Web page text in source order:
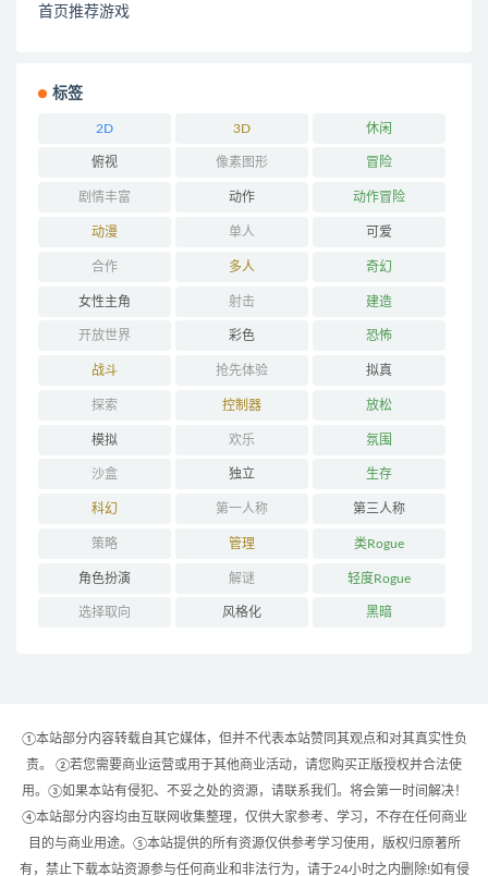
首页推荐游戏
标签
2D 3D 休闲
俯视 像素图形 冒险
剧情丰富 动作 动作冒险
动漫 单人 可爱
合作 多人 奇幻
女性主角 射击 建造
开放世界 彩色 恐怖
战斗 抢先体验 拟真
探索 控制器 放松
模拟 欢乐 氛围
沙盒 独立 生存
科幻 第一人称 第三人称
策略 管理 类Rogue
角色扮演 解谜 轻度Rogue
选择取向 风格化 黑暗
①本站部分内容转载自其它媒体，但并不代表本站赞同其观点和对其真实性负
责。 ②若您需要商业运营或用于其他商业活动，请您购买正版授权并合法使
用。③如果本站有侵犯、不妥之处的资源，请联系我们。将会第一时间解决！
④本站部分内容均由互联网收集整理，仅供大家参考、学习，不存在任何商业
目的与商业用途。⑤本站提供的所有资源仅供参考学习使用，版权归原著所
有，禁止下载本站资源参与任何商业和非法行为，请于24小时之内删除!如有侵